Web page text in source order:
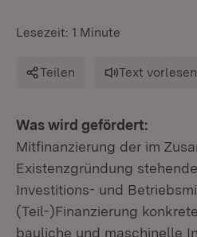
Lesezeit: 1 Minute
Teilen Text vorlesen
Was wird gefördert:
Mitfinanzierung der im
Existenzgründung
Investitions- und
(Teil-)Finanzierung
bauliche und maschinelle